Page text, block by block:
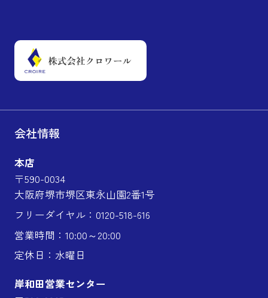
会社情報
本店
〒590-0034
大阪府堺市堺区東永山園2番1号
フリーダイヤル：0120-518-616
営業時間：10:00～20:00
定休日：水曜日
岸和田営業センター